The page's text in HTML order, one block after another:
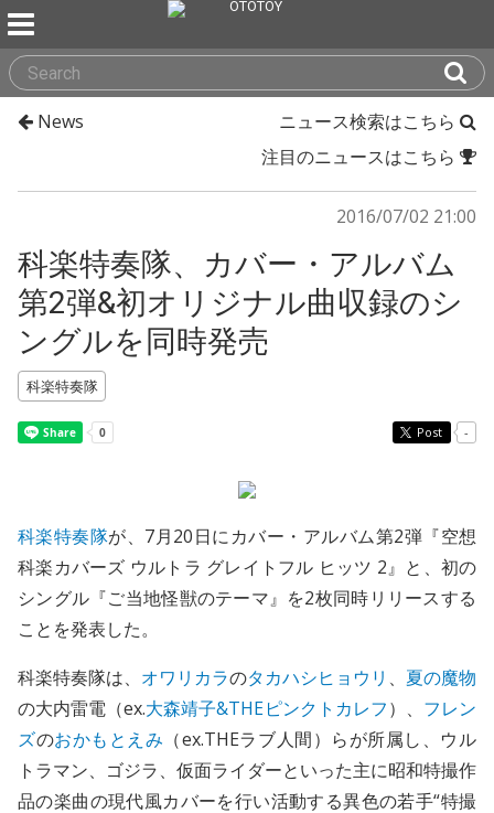
News
ニュース検索はこちら
注目のニュースはこちら
2016/07/02 21:00
科楽特奏隊、カバー・アルバム
第2弾&初オリジナル曲収録のシ
ングルを同時発売
科楽特奏隊
Post -
科楽特奏隊が、7月20日にカバー・アルバム第2弾『空想
科楽カバーズ ウルトラ グレイトフル ヒッツ 2』と、初の
シングル『ご当地怪獣のテーマ』を2枚同時リリースする
ことを発表した。
科楽特奏隊は、 オワリカラのタカハシヒョウリ 、 夏の魔物
の大内雷電（ex.大森靖子&THEピンクトカレフ）、 フレン
ズのおかもとえみ （ex.THEラブ人間）らが所属し、ウル
トラマン、ゴジラ、仮面ライダーといった主に昭和特撮作
品の楽曲の現代風カバーを行い活動する異色の若手“特撮